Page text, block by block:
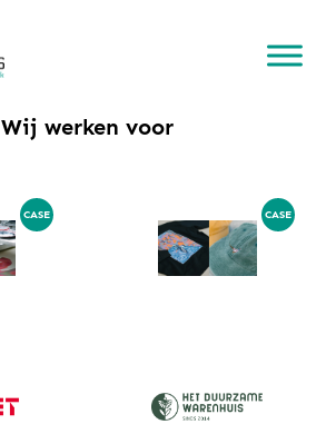
Wij werken voor
CASE CASE